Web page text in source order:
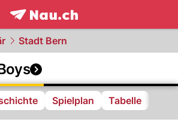
frontpage.NAU.ch
Stadt Bern
Spielplan Tabelle